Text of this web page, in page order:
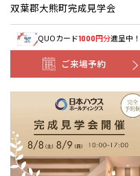
双葉郡大熊町完成見学会
QUOカード1000円分進呈中！
ご来場予約